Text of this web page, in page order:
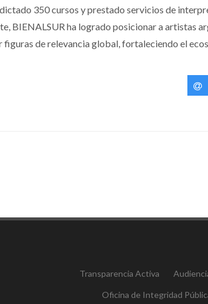
350 cursos y prestado servicios de
BIENALSUR ha logrado posicionar a artistas
figuras de relevancia global, fortaleciendo el
Transparencia Activa
Oficina de Integridad